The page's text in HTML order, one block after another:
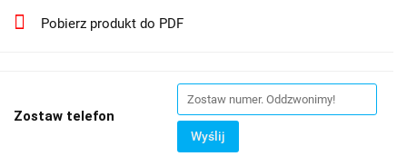
Pobierz produkt do PDF
Zostaw telefon
Wyślij